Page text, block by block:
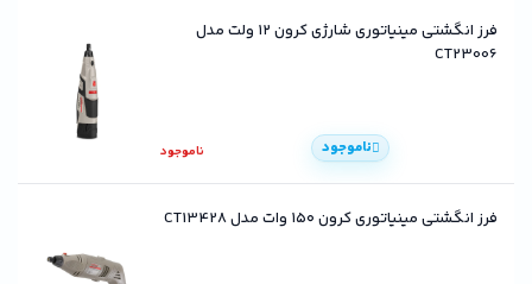
فرز انگشتی مینیاتوری شارژی کرون ۱۲ ولت مدل
CT23006
ناموجود ناموجود
فرز انگشتی مینیاتوری کرون ۱۵۰ وات مدل CT13428